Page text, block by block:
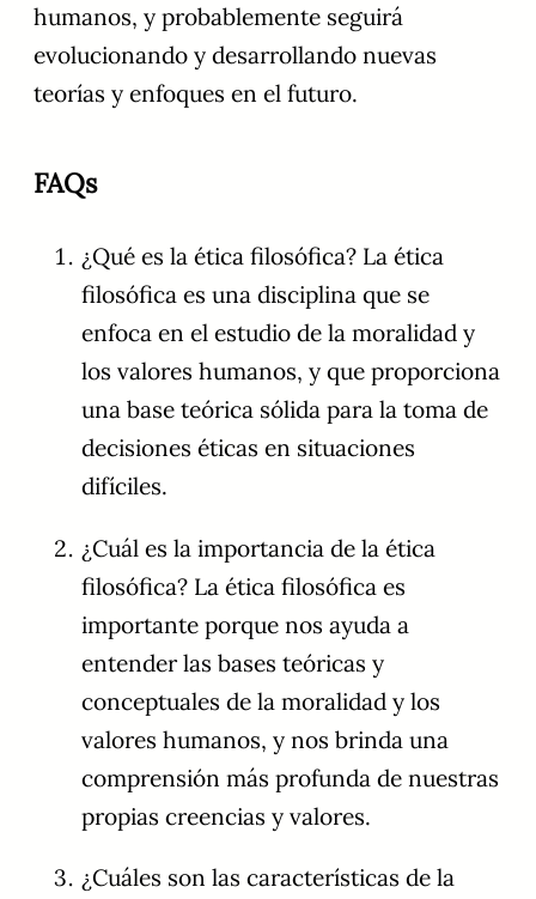
humanos, y probablemente seguirá
evolucionando y desarrollando nuevas
teorías y enfoques en el futuro.
FAQs
¿Qué es la ética filosófica? La ética
filosófica es una disciplina que se
enfoca en el estudio de la moralidad y
los valores humanos, y que proporciona
una base teórica sólida para la toma de
decisiones éticas en situaciones
difíciles.
¿Cuál es la importancia de la ética
filosófica? La ética filosófica es
importante porque nos ayuda a
entender las bases teóricas y
conceptuales de la moralidad y los
valores humanos, y nos brinda una
comprensión más profunda de nuestras
propias creencias y valores.
¿Cuáles son las características de la